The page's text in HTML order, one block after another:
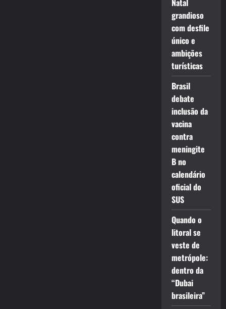
Natal
grandioso
com desfile
único e
ambições
turísticas
Brasil
debate
inclusão da
vacina
contra
meningite
B no
calendário
oficial do
SUS
Quando o
litoral se
veste de
metrópole:
dentro da
“Dubai
brasileira”